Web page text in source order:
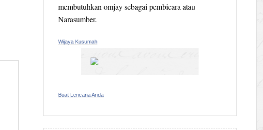
membutuhkan omjay sebagai pembicara atau
Narasumber.
Wijaya Kusumah
Buat Lencana Anda